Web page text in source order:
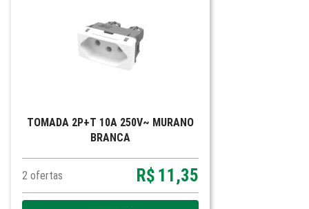
TOMADA 2P+T 10A 250V~ MURANO
BRANCA
2 ofertas R$ 11,35